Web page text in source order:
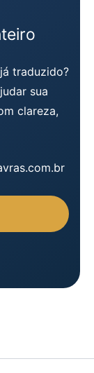
traduzido?
sua
clareza,